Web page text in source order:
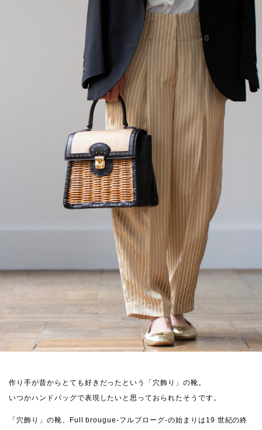
作り手が昔からとても好きだったという「穴飾り」の靴。
いつかハンドバッグで表現したいと思っておられたそうです。
「穴飾り」の靴、Full brougue-フルブローグ-の始まりは19 世紀の終